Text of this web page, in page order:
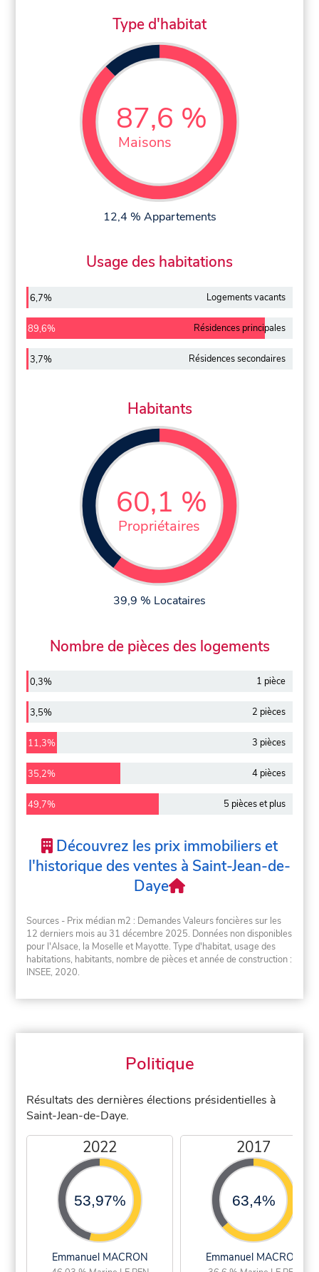
Type d'habitat
87,6 %
Maisons
12,4 % Appartements
Usage des habitations
6,7% Logements vacants
89,6% Résidences principales
3,7% Résidences secondaires
Habitants
60,1 %
Propriétaires
39,9 % Locataires
Nombre de pièces des logements
0,3% 1 pièce
3,5% 2 pièces
11,3% 3 pièces
35,2% 4 pièces
49,7% 5 pièces et plus
Découvrez les prix immobiliers et
l'historique des ventes à Saint-Jean-de-
Daye
Sources - Prix médian m2 : Demandes Valeurs foncières sur les
12 derniers mois au 31 décembre 2025. Données non disponibles
pour l'Alsace, la Moselle et Mayotte. Type d'habitat, usage des
habitations, habitants, nombre de pièces et année de construction :
INSEE, 2020.
Politique
Résultats des dernières élections présidentielles à
Saint-Jean-de-Daye.
2022
53,97%
Emmanuel MACRON
2017
63,4%
Emmanuel MACRON